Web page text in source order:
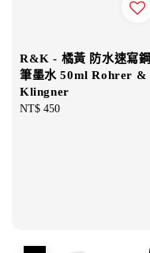
R&K - 橘黃 防水速寫鋼
筆墨水 50ml Rohrer &
Klingner
Regular
NT$ 450